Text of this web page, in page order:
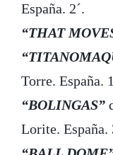
España. 2´.
“THAT
Torre. España.
“BOLINGAS”
Lorite. España.